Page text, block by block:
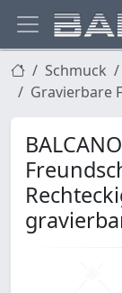
Schmuck
Gravierbare